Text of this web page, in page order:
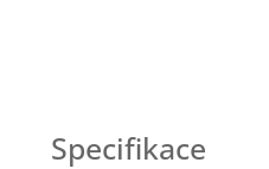
Specifikace